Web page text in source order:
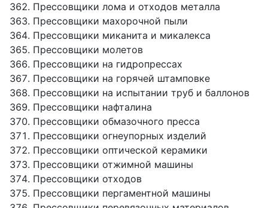
Прессовщики лома и отходов металла
Прессовщики махорочной пыли
Прессовщики миканита и микалекса
Прессовщики молетов
Прессовщики на гидропрессах
Прессовщики на горячей штамповке
Прессовщики на испытании труб и баллонов
Прессовщики нафталина
Прессовщики обмазочного пресса
Прессовщики огнеупорных изделий
Прессовщики оптической керамики
Прессовщики отжимной машины
Прессовщики отходов
Прессовщики пергаментной машины